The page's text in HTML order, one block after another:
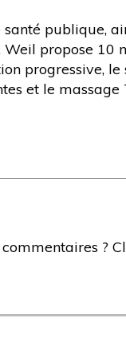
publique,
propose 10
progressive,
et le massage
?